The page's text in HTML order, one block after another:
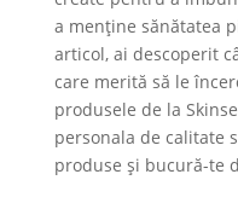
a menține sănătatea
articol, ai descoperit
care merită să le
produsele de la
personala de calitate
produse și bucură-te